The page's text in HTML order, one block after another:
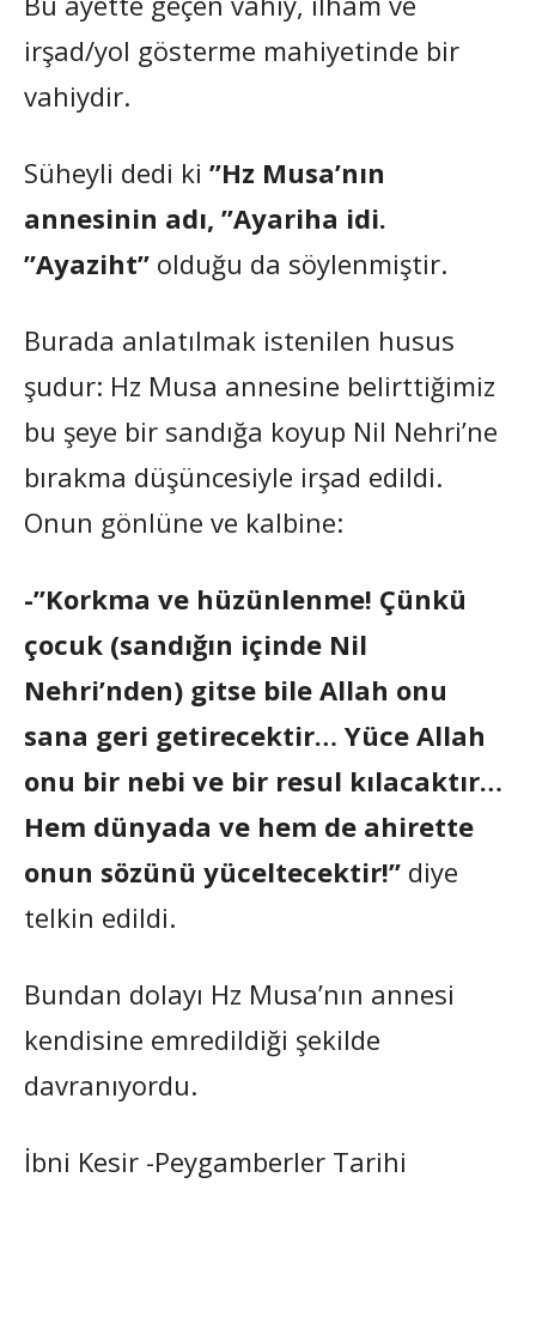
irşad/yol gösterme mahiyetinde bir
vahiydir.
Süheyli dedi ki ”Hz Musa’nın
annesinin adı, ”Ayariha idi.
”Ayaziht” olduğu da söylenmiştir.
Burada anlatılmak istenilen husus
şudur: Hz Musa annesine belirttiğimiz
bu şeye bir sandığa koyup Nil Nehri’ne
bırakma düşüncesiyle irşad edildi.
Onun gönlüne ve kalbine:
-”Korkma ve hüzünlenme! Çünkü
çocuk (sandığın içinde Nil
Nehri’nden) gitse bile Allah onu
sana geri getirecektir… Yüce Allah
onu bir nebi ve bir resul kılacaktır…
Hem dünyada ve hem de ahirette
onun sözünü yüceltecektir!” diye
telkin edildi.
Bundan dolayı Hz Musa’nın annesi
kendisine emredildiği şekilde
davranıyordu.
İbni Kesir -Peygamberler Tarihi